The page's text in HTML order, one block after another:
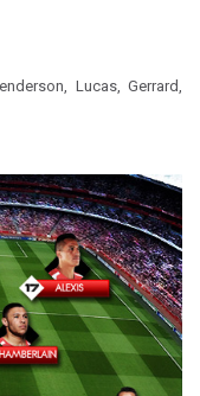
Lucas, Gerrard,